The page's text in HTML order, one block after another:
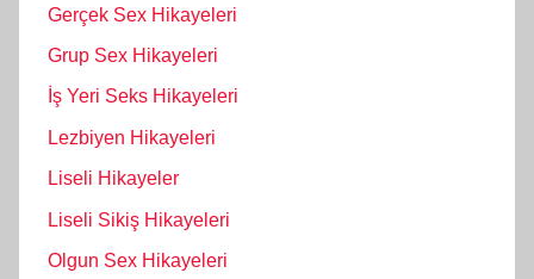
Gerçek Sex Hikayeleri
Grup Sex Hikayeleri
İş Yeri Seks Hikayeleri
Lezbiyen Hikayeleri
Liseli Hikayeler
Liseli Sikiş Hikayeleri
Olgun Sex Hikayeleri